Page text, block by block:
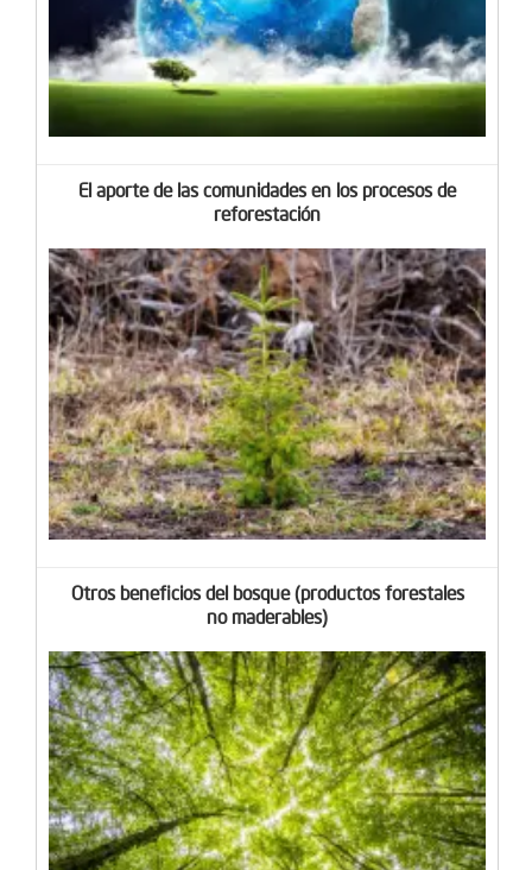
El aporte de las comunidades en los procesos de
reforestación
Otros beneficios del bosque (productos forestales
no maderables)